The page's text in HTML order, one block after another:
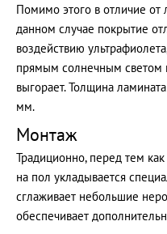
Помимо этого в отличие от
данном случае покрытие
воздействию
прямым солнечным светом
выгорает. Толщина
мм.
Монтаж
Традиционно, перед тем
на пол укладывается
сглаживает небольшие
обеспечивает